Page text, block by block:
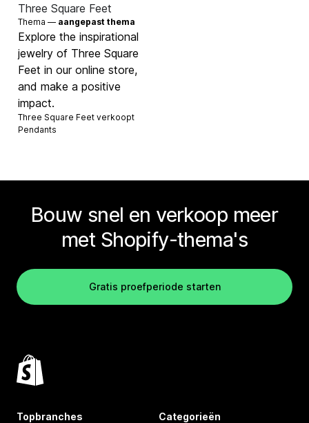
Three Square Feet
Thema — aangepast thema
Explore the inspirational
jewelry of Three Square
Feet in our online store,
and make a positive
impact.
Three Square Feet verkoopt
Pendants
Bouw snel en verkoop meer
met Shopify-thema's
Gratis proefperiode starten
Topbranches
Categorieën